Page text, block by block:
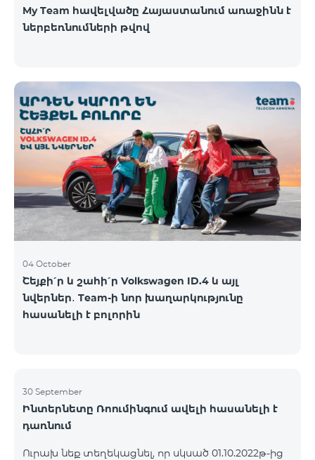
My Team հավելվածը Հայաստանում առաջինն է
ներբեռնումների թվով
04 October
Շեյքի՛ր և շահի՛ր Volkswagen ID.4 և այլ
նվերներ․ Team-ի նոր խաղարկությունը
հասանելի է բոլորին
30 September
Ինտերնետը Ռոումինգում ավելի հասանելի է
դառնում
Ուրախ նեք տեղեկացնել, որ սկսած 01.10.2022թ-ից